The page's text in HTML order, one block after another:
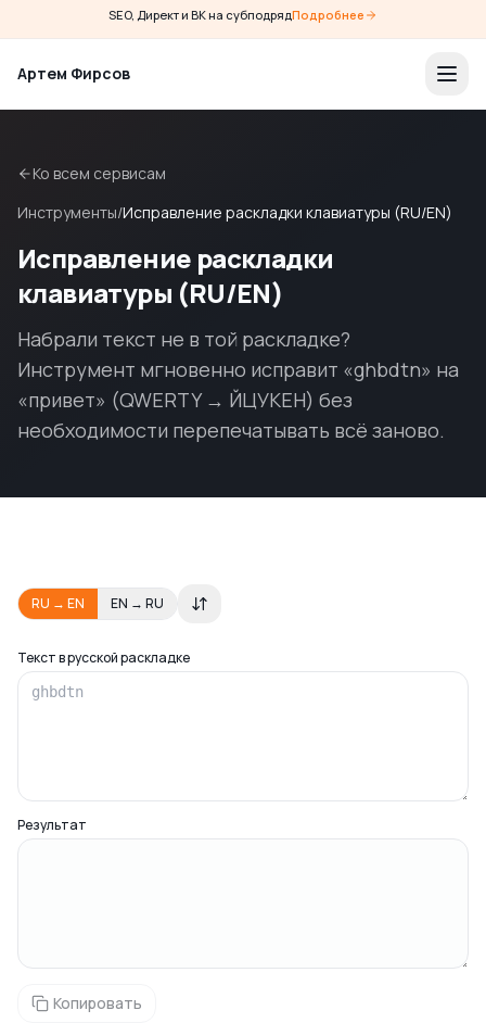
SEO, Директ и ВК на субподрядПодробнее
Артем Фирсов
Ко всем сервисам
Инструменты/Исправление раскладки клавиатуры (RU/EN)
Исправление раскладки
клавиатуры (RU/EN)
Набрали текст не в той раскладке?
Инструмент мгновенно исправит «ghbdtn» на
«привет» (QWERTY → ЙЦУКЕН) без
необходимости перепечатывать всё заново.
RU → EN EN → RU
Текст в русской раскладке
Результат
Копировать